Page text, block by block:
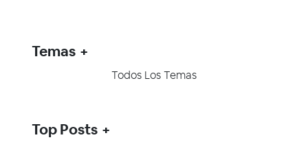
Temas
Todos Los Temas
Top Posts